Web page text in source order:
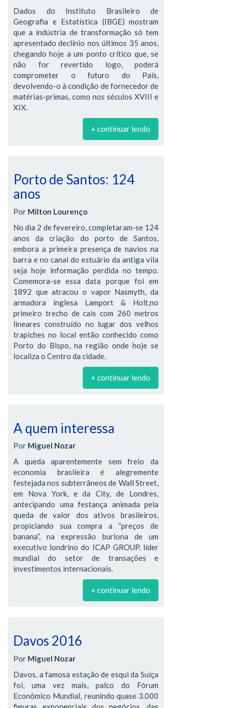
Dados do Instituto Brasileiro de
Geografia e Estatística (IBGE) mostram
que a indústria de transformação só tem
apresentado declínio nos últimos 35 anos,
chegando hoje a um ponto crítico que, se
não for revertido logo, poderá
comprometer o futuro do País,
devolvendo-o à condição de fornecedor de
matérias-primas, como nos séculos XVIII e
XIX.
+ continuar lendo
Porto de Santos: 124
anos
Por Milton Lourenço
No dia 2 de fevereiro, completaram-se 124
anos da criação do porto de Santos,
embora a primeira presença de navios na
barra e no canal do estuário da antiga vila
seja hoje informação perdida no tempo.
Comemora-se essa data porque foi em
1892 que atracou o vapor Nasmyth, da
armadora inglesa Lamport & Holt,no
primeiro trecho de cais com 260 metros
lineares construído no lugar dos velhos
trapiches no local então conhecido como
Porto do Bispo, na região onde hoje se
localiza o Centro da cidade.
+ continuar lendo
A quem interessa
Por Miguel Nozar
A queda aparentemente sem freio da
economia brasileira é alegremente
festejada nos subterrâneos de Wall Street,
em Nova York, e da City, de Londres,
antecipando uma festança animada pela
queda de valor dos ativos brasileiros,
propiciando sua compra a “preços de
banana”, na expressão burlona de um
executivo londrino do ICAP GROUP. líder
mundial do setor de transações e
investimentos internacionais.
+ continuar lendo
Davos 2016
Por Miguel Nozar
Davos, a famosa estação de esqui da Suíça
foi, uma vez mais, palco do Fórum
Econômico Mundial, reunindo quase 3.000